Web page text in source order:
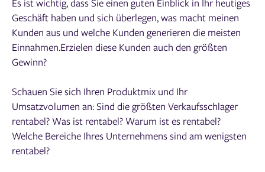
Geschäft haben und sich überlegen, was macht meinen
Kunden aus und welche Kunden generieren die meisten
Einnahmen.Erzielen diese Kunden auch den größten
Gewinn?
Schauen Sie sich Ihren Produktmix und Ihr
Umsatzvolumen an: Sind die größten Verkaufsschlager
rentabel? Was ist rentabel? Warum ist es rentabel?
Welche Bereiche Ihres Unternehmens sind am wenigsten
rentabel?